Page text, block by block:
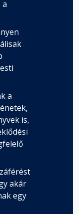
a
is,
akár
egy